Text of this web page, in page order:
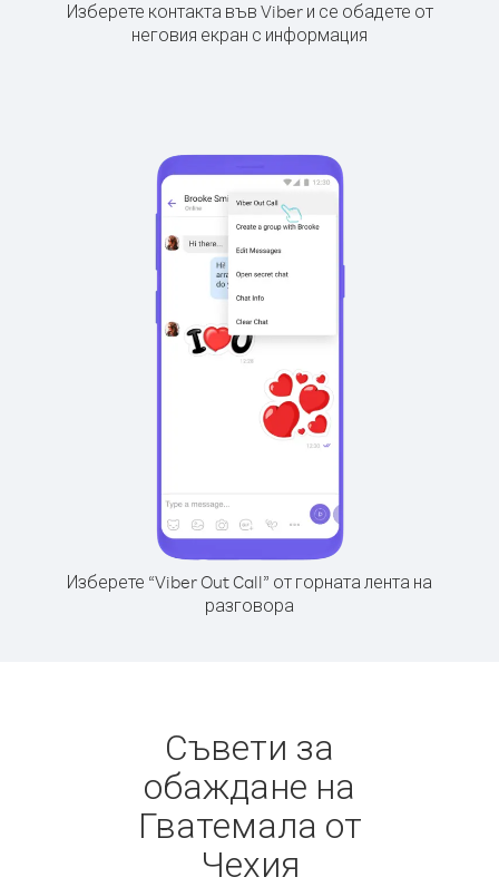
Изберете контакта във Viber и се обадете от
неговия екран с информация
Изберете “Viber Out Call” от горната лента на
разговора
Съвети за
обаждане на
Гватемала от
Чехия